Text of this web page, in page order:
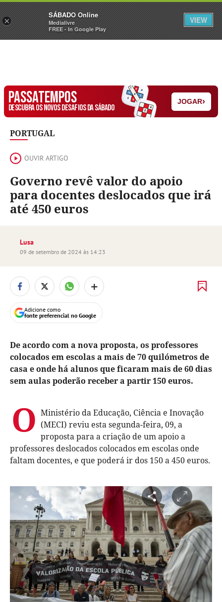
Sábado Assine Iniciar Sessão
PASSATEMPOS
DESCUBRA OS NOVOS DESAFIOS DA SÁBADO
JOGAR›
PORTUGAL
OUVIR ARTIGO
Governo revê valor do apoio
para docentes deslocados que irá
até 450 euros
Lusa
09 de setembro de 2024 às 14:23
+
Adicione como
fonte preferencial no Google
De acordo com a nova proposta, os professores
colocados em escolas a mais de 70 quilómetros de
casa e onde há alunos que ficaram mais de 60 dias
sem aulas poderão receber a partir 150 euros.
O Ministério da Educação, Ciência e Inovação
(MECI) reviu esta segunda-feira, 09, a
proposta para a criação de um apoio a
professores deslocados colocados em escolas onde
faltam docentes, e que poderá ir dos 150 a 450 euros.
×
SÁBADO Online
Medialivre
FREE - In Google Play
VIEW